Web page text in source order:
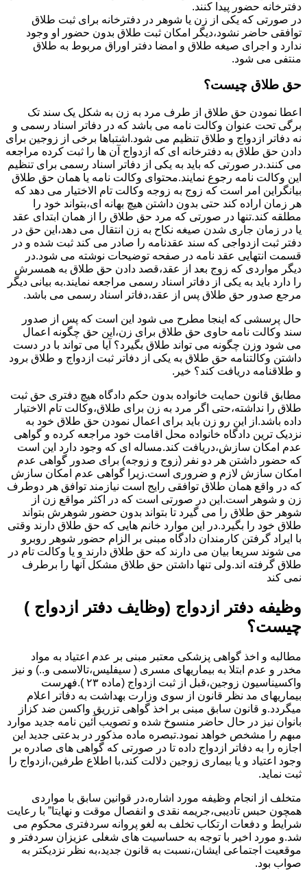
دفترخانه حضور پیدا کنند.
در صورتی که یکی از زن یا شوهر در دفترخانه برای ثبت طلاق
توافقی حاضر نشود،دیگر امکان ثبت طلاق بدون حضور او وجود
ندارد و اجرای صیغه طلاق و امضا دفتر اوراق مربوط به طلاق
منتفی می شود.
حق طلاق چیست؟
اعطا نمودن حق طلاق از طرف مرد به زن به شکل یک سند تک
برگی تحت عنوان وکالت نامه می باشد که در دفاتر اسناد رسمی و
نه دفاتر ازدواج و طلاق تنظیم می شود.اشتباها برخی از زوجین برای
دادن حق طلاق به دفترخانه ای که ازدواج آن ها را ثبت کرده مراجعه
می کنند.در صورتی که باید به یکی از دفاتر اسناد رسمی برای تنظیم
این وکالت نامه رجوع نمایند.محتوای وکالت نامه یا همان حق طلاق
بیانگراین امر است که زوج به زوجه وکالت تام الاختیار می دهد که
هر زمان اراده کند حتی بدون داشتن هیچ بهانه ای،بتواند خود را
مطلقه کند.تنها در صورتی که مرد حق طلاق را از همان ابتدای عقد
یا در زمان جاری شدن صیغه نکاح به زن انتقال می دهد،این حق در
دفتر ثبت ازدواجی که سند عقدنامه را صادر می کند ثبت شده و در
قسمت انتهایی عقد نامه در صفحه توضیحات نوشته می شود.در
دیگر مواردی که زوج بعد از عقد،قصد دادن حق طلاق به همسرش
را دارد باید به یکی از دفاتر اسناد رسمی مراجعه نمایند.به بیانی دیگر
مرجع صدور حق طلاق پس از عقد،دفاتر اسناد رسمی می باشد.
حال پرسشی که اینجا مطرح می شود این است که پس از صدور
سند وکالت نامه حاوی حق طلاق برای زن،این حق چگونه اعمال
می شود وزن چگونه می تواند طلاق بگیرد؟ آیا می تواند با در دست
داشتن وکالتنامه حق طلاق به یکی از دفاتر ثبت ازدواج و طلاق برود
و طلاقنامه دریافت کند؟ خیر.
مطابق قانون حمایت خانواده بدون حکم دادگاه هیچ دفتری حق ثبت
طلاق را نداشته،حتی اگر مرد به زن برای طلاق،وکالت تام الاختیار
داده باشد.از این رو زن باید برای اعمال نمودن حق طلاق خود به
نزدیک ترین دادگاه خانواده محل اقامت خود مراجعه کرده و گواهی
عدم امکان سازش،دریافت کند.مساله ای که وجود دارد این است
که حضور داشتن هر دو نفر (زوج و زوجه) برای صدور گواهی عدم
امکان سازش لازم و ضروری است.زیرا گواهی عدم امکان سازش
که در واقع همان طلاق توافقی رایج است نیازمند توافق هر دوطرف
زن و شوهر است.این در صورتی است که در اکثر مواقع زن از
شوهر حق طلاق را می گیرد تا بتواند بدون حضور شوهرش بتواند
طلاق خود را بگیرد.در این موارد خانم هایی که حق طلاق دارند وقتی
با ایراد گرفتن کارمندان دادگاه مبنی بر الزام حضور شوهر روبرو
می شوند سریعا بیان می دارند که حق طلاق دارند و یا وکالت تام در
طلاق گرفته اند.ولی تنها داشتن حق طلاق مشکل آنها را برطرف
نمی کند
وظیفه دفتر ازدواج (وظایف دفتر ازدواج )
چیست؟
مطالبه و اخذ گواهی پزشکی معتبر مبنی بر عدم اعتیاد به مواد
مخدر و عدم ابتلا به بیماریهای مسری ( سیفلیس،تالاسمی و..) و نیز
واکسیناسیون زوجین،قبل از ثبت ازدواج (ماده ۲۳ ).فهرست
بیماریهای مد نظر قانون از سوی وزارت بهداشت به دفاتر اعلام
میگردد.و قانون سابق مبنی بر اخذ گواهی تزریق واکسن ضد کزاز
بانوان نیز در حال حاضر منسوخ شده و تصویب آئین نامه جدید موارد
مبهم را مشخص خواهد نمود.تبصره ماده مذکور در بدعتی جدید این
اجازه را به دفاتر ازدواج داده تا در صورتی که گواهی های صادره بر
وجود اعتیاد و یا بیماری زوجین دلالت کند،با اطلاع طرفین،ازدواج را
ثبت نماید.
متخلف از انجام وظیفه مورد اشاره،در قوانین سابق با مواردی
همچون حبس تادیبی،جریمه نقدی و انفصال موقت و نهایتا” با رعایت
شرایط و دفعات ارتکاب تخلف به لغو پروانه سردفتری محکوم می
شد.و مورد اخیر با توجه به حساسیت های شغلی عزیزان سردفتر و
موقعیت اجتماعی ایشان،نسبت به قانون جدید،به نظر نزدیکتر به
صواب بود.